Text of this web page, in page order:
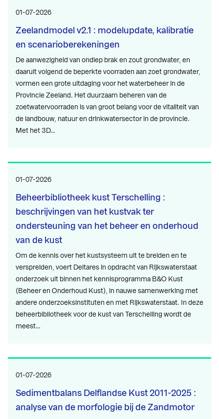
01-07-2026
Zeelandmodel v2.1 : modelupdate, kalibratie
en scenarioberekeningen
De aanwezigheid van ondiep brak en zout grondwater, en
daaruit volgend de beperkte voorraden aan zoet grondwater,
vormen een grote uitdaging voor het waterbeheer in de
Provincie Zeeland. Het duurzaam beheren van de
zoetwatervoorraden is van groot belang voor de vitaliteit van
de landbouw, natuur en drinkwatersector in de provincie.
Met het 3D…
01-07-2026
Beheerbibliotheek kust Terschelling :
beschrijvingen van het kustvak ter
ondersteuning van het beheer en onderhoud
van de kust
Om de kennis over het kustsysteem uit te breiden en te
verspreiden, voert Deltares in opdracht van Rijkswaterstaat
onderzoek uit binnen het kennisprogramma B&O Kust
(Beheer en Onderhoud Kust), in nauwe samenwerking met
andere onderzoeksinstituten en met Rijkswaterstaat. In deze
beheerbibliotheek voor de kust van Terschelling wordt de
meest…
01-07-2026
Sedimentbalans Delflandse Kust 2011-2025 :
analyse van de morfologie bij de Zandmotor